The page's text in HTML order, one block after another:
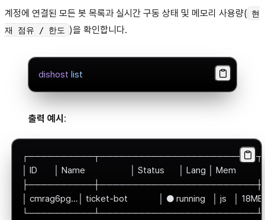
계정에 연결된 모든 봇 목록과 실시간 구동 상태 및 메모리 사용량( 현
재 점유 / 한도
)을 확인합니다.
dishost list
출력 예시 :
│ ID       │ Name                   │ Status      │ Lang │ Mem
│ cmrag6pg…│ ticket-bot             │ ● running   │ js   │